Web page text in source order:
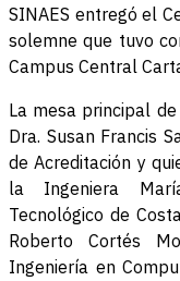
SINAES entregó el
solemne que tuvo
Campus Central
La mesa principal
Dra. Susan Francis
de Acreditación y
la Ingeniera
Tecnológico de
Roberto Cortés
Ingeniería en